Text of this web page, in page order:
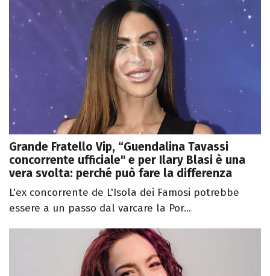
Grande Fratello Vip, “Guendalina Tavassi
concorrente ufficiale" e per Ilary Blasi è una
vera svolta: perché può fare la differenza
L'ex concorrente de L'Isola dei Famosi potrebbe
essere a un passo dal varcare la Por...